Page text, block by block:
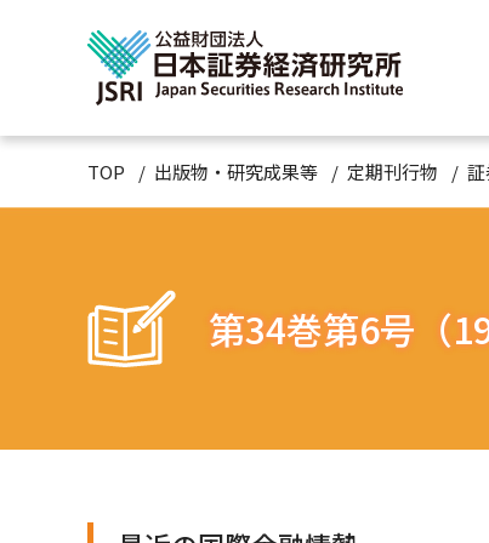
TOP 出版物・研究成果等 定期刊行物
第34巻第6号（